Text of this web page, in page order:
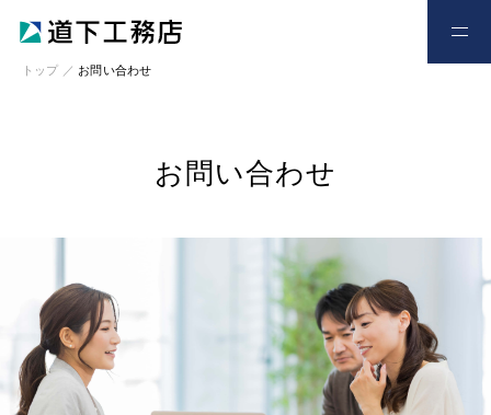
トップ ／ お問い合わせ
お問い合わせ